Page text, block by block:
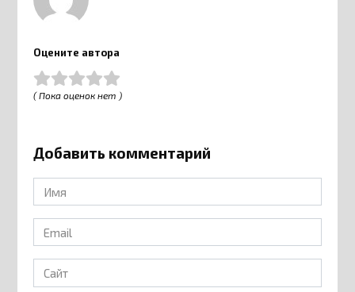
Оцените автора
( Пока оценок нет )
Добавить комментарий
Имя
*
Email
*
Сайт